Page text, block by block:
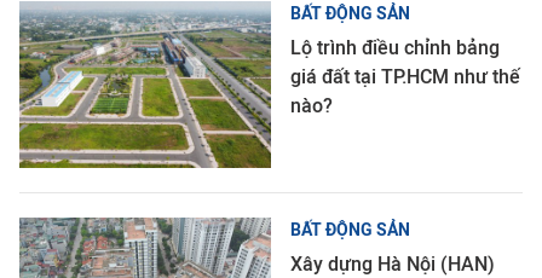
BẤT ĐỘNG SẢN
Lộ trình điều chỉnh bảng
giá đất tại TP.HCM như thế
nào?
BẤT ĐỘNG SẢN
Xây dựng Hà Nội (HAN)